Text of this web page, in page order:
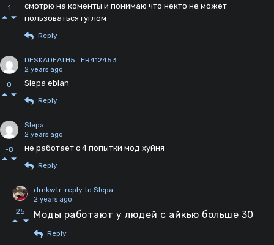
1
смотрю на коменты и понимаю что некто не может
пользоваться гуглом
Reply
0
DESKADEATH5_ER412453
2 years ago
Slepa eblan
Reply
-8
Slepa
2 years ago
не работает с 4 попытки мод хуйня
Reply
25
drnkwtr reply to Slepa
2 years ago
Моды работают у людей с айкью больше 30
Reply